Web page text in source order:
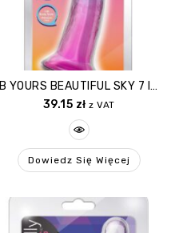
B YOURS BEAUTIFUL SKY 7 INCH DILDO SUNSET
39.15 zł z VAT
Dowiedz Się Więcej